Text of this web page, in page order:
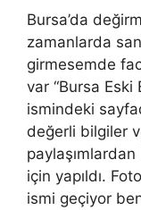
Bursa’da
zamanlarda
girmesemde
var “Bursa Eski
ismindeki
değerli bilgiler
için yapıldı.
ismi geçiyor